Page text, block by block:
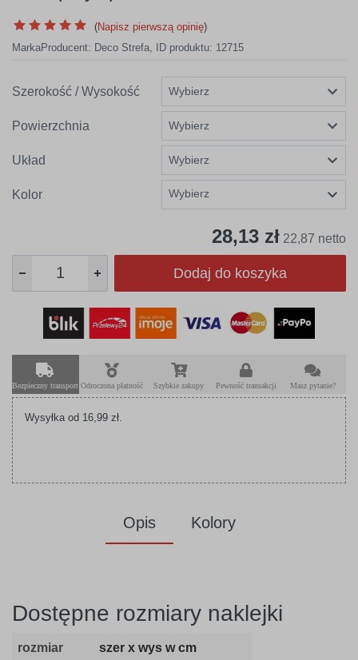
(Napisz pierwszą opinię)
MarkaProducent: Deco Strefa, ID produktu: 12715
Szerokość / Wysokość
Powierzchnia
Układ
Kolor Wybierz
28,13 zł 22,87 netto
Dodaj do koszyka
Bezpieczny transport Odroczona płatność Szybkie zakupy Pewność transakcji Masz pytanie?
Wysyłka od 16,99 zł.
Opis Kolory
Dostępne rozmiary naklejki
rozmiar szer x wys w cm